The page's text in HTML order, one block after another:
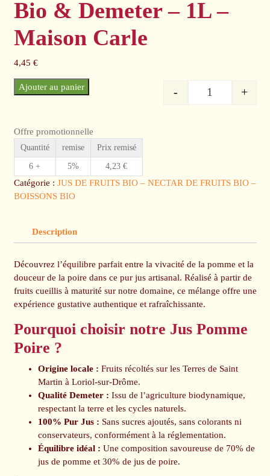
Bio & Demeter – 1L –
Maison Carle
4,45 €
quantité de Jus
- +
Ajouter au panier
Offre promotionnelle
Quantité remise Prix remisé
6 + 5% 4,23 €
Catégorie : JUS DE FRUITS BIO – NECTAR DE FRUITS BIO –
BOISSONS BIO
Description
Découvrez l’équilibre parfait entre la vivacité de la pomme et la
douceur de la poire dans ce pur jus artisanal. Réalisé à partir de
fruits cueillis à maturité sur notre domaine, ce mélange offre une
expérience gustative authentique et rafraîchissante.
Pourquoi choisir notre Jus Pomme
Poire ?
Origine locale : Fruits récoltés sur les Terres de Saint
Martin à Loriol-sur-Drôme.
Qualité Demeter : Issu de l’agriculture biodynamique,
respectant la terre et les cycles naturels.
100% Pur Jus : Sans sucres ajoutés, sans colorants ni
conservateurs, conformément à la réglementation.
Équilibre idéal : Une composition savoureuse de 70% de
jus de pomme et 30% de jus de poire.